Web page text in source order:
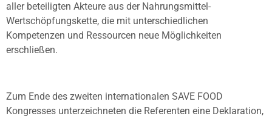
aller beteiligten Akteure aus der Nahrungsmittel-
Wertschöpfungskette, die mit unterschiedlichen
Kompetenzen und Ressourcen neue Möglichkeiten
erschließen.
Zum Ende des zweiten internationalen SAVE FOOD
Kongresses unterzeichneten die Referenten eine Deklaration,